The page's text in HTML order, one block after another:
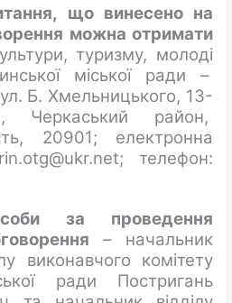
що винесено на
можна отримати
туризму, молоді
міської ради –
Б. Хмельницького, 13-
район,
20901; електронна
телефон:
за проведення
– начальник
виконавчого комітету
ради Постригань